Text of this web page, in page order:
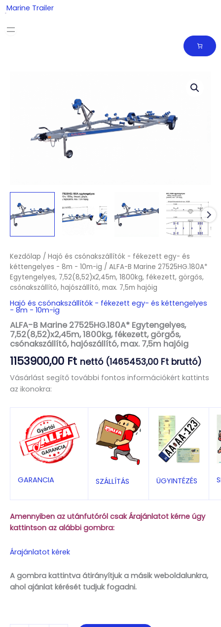
Skip
to
content
Marine Trailer
Kezdőlap / Hajó és csónakszállítók - fékezett egy- és
kéttengelyes - 8m - 10m-ig / ALFA-B Marine 27525HG.180A*
Egytengelyes, 7,52(8,52)x2,45m, 1800kg, fékezett, görgős,
csónakszállító, hajószállító, max. 7,5m hajóig
Hajó és csónakszállítók - fékezett egy- és kéttengelyes
- 8m - 10m-ig
ALFA-B Marine 27525HG.180A* Egytengelyes,
7,52(8,52)x2,45m, 1800kg, fékezett, görgős,
csónakszállító, hajószállító, max. 7,5m hajóig
1153900,00 Ft nettó (1465453,00 Ft bruttó)
Vásárlást segítő további fontos információkért kattints
az ikonokra:
GARANCIA SZÁLLÍTÁS ÜGYINTÉZÉS
Amennyiben az utánfutóról csak Árajánlatot kérne úgy
kattintson az alábbi gombra:
Árajánlatot kérek
A gombra kattintva átirányítjuk a másik weboldalunkra,
ahol ajánlat kérését tudjuk fogadni.